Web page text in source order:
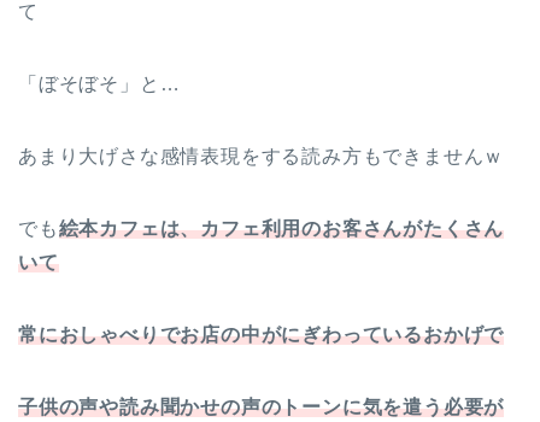
て
「ぼそぼそ」と…
あまり大げさな感情表現をする読み方もできませんｗ
でも絵本カフェは、カフェ利用のお客さんがたくさん
いて
常におしゃべりでお店の中がにぎわっているおかげで
子供の声や読み聞かせの声のトーンに気を遣う必要が